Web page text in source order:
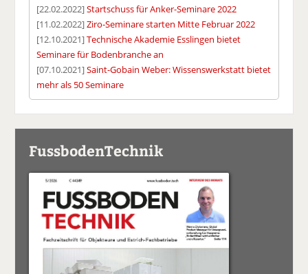
[22.02.2022]Startschuss für Anker-Seminare 2022
[11.02.2022]Ziro-Seminare starten Mitte Februar 2022
[12.10.2021]Technische Akademie Esslingen bietet
Seminare für Bodenbranche an
[07.10.2021]Saint-Gobain Weber: Wissenswerkstatt bietet
mehr als 50 Seminare
FussbodenTechnik